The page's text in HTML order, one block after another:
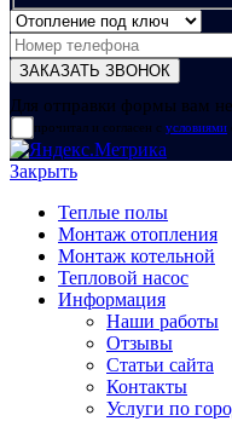
Для отправки формы вам
прочитал и согласен с условиями
Закрыть
Теплые полы
Монтаж отопления
Монтаж котельной
Тепловой насос
Информация
Наши работы
Отзывы
Статьи сайта
Контакты
Услуги по